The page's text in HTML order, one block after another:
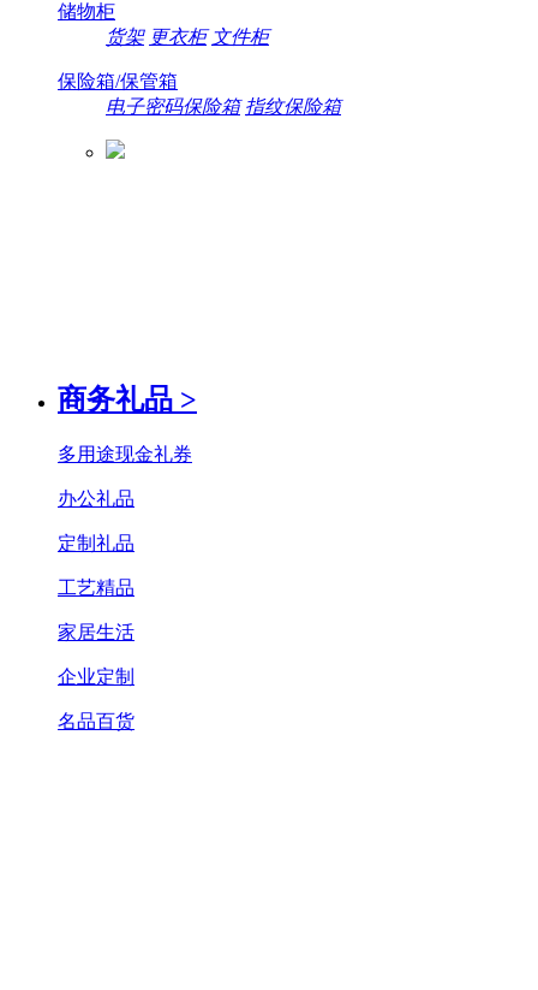
储物柜
货架 更衣柜 文件柜
保险箱/保管箱
电子密码保险箱 指纹保险箱
商务礼品 >
多用途现金礼券
办公礼品
定制礼品
工艺精品
家居生活
企业定制
名品百货